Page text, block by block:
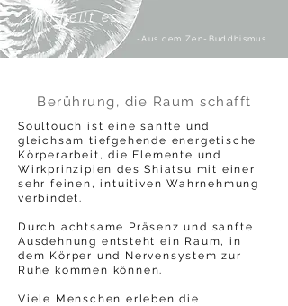
-Aus dem Zen-Buddhismus
und heilt es.
Berührung, die Raum schafft
Soultouch ist eine sanfte und
gleichsam tiefgehende energetische
Körperarbeit, die Elemente und
Wirkprinzipien des Shiatsu mit einer
sehr feinen, intuitiven Wahrnehmung
verbindet.
Durch achtsame Präsenz und sanfte
Ausdehnung entsteht ein Raum, in
dem Körper und Nervensystem zur
Ruhe kommen können.
Viele Menschen erleben die